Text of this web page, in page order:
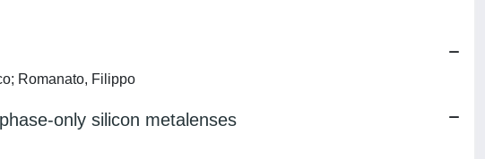
Romanato, Filippo
only silicon metalenses